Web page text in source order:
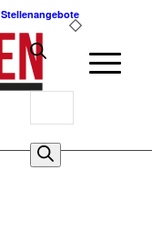
Stellenangebote
0